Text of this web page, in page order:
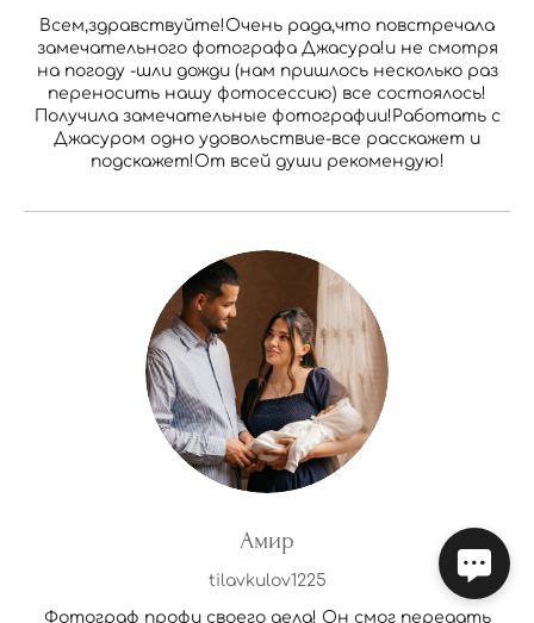
Всем,здравствуйте!Очень рада,что повстречала
замечательного фотографа Джасура!и не смотря
на погоду -шли дожди (нам пришлось несколько раз
переносить нашу фотосессию) все состоялось!
Получила замечательные фотографии!Работать с
Джасуром одно удовольствие-все расскажет и
подскажет!От всей души рекомендую!
Амир
tilavkulov1225
Фотограф профи своего дела! Он смог передать